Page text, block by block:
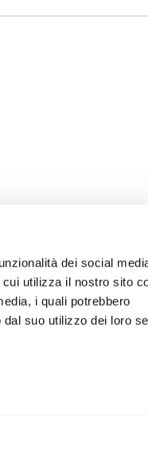
dei social
utilizza il nostro sito
i quali potrebbero
suo utilizzo dei loro